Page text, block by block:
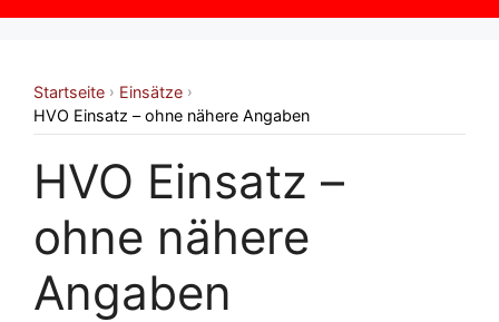
Startseite › Einsätze ›
HVO Einsatz – ohne nähere Angaben
HVO Einsatz –
ohne nähere
Angaben